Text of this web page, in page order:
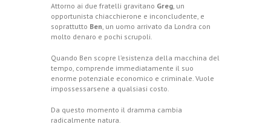
Attorno ai due fratelli gravitano Greg , un
opportunista chiacchierone e inconcludente, e
soprattutto Ben , un uomo arrivato da Londra con
molto denaro e pochi scrupoli.
Quando Ben scopre l’esistenza della macchina del
tempo, comprende immediatamente il suo
enorme potenziale economico e criminale. Vuole
impossessarsene a qualsiasi costo.
Da questo momento il dramma cambia
radicalmente natura.